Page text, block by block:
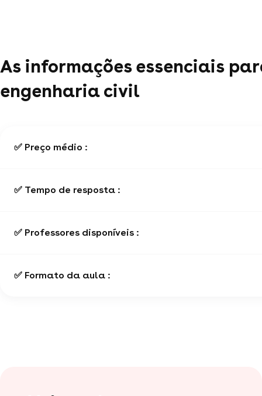
As informações essenciais
engenharia civil
✅ Preço médio :
✅ Tempo de resposta :
✅ Professores disponíveis :
✅ Formato da aula :